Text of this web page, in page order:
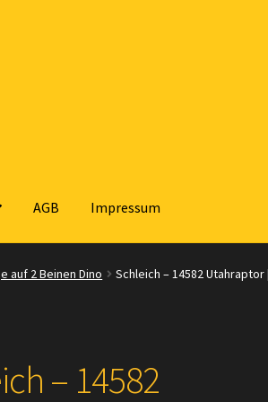
AGB Impressum
Kontakt AGB
auf 2 Beinen Dino Schleich – 14582 Utahraptor
– 14582